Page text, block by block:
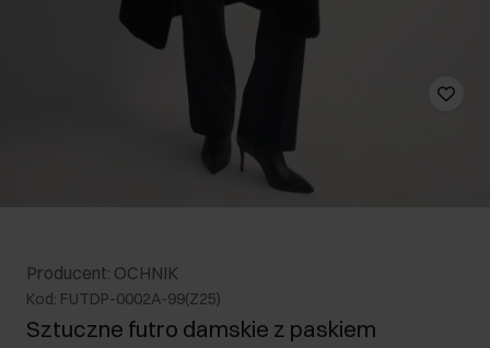
Producent: OCHNIK
Kod: FUTDP-0002A-99(Z25)
Sztuczne futro damskie z paskiem